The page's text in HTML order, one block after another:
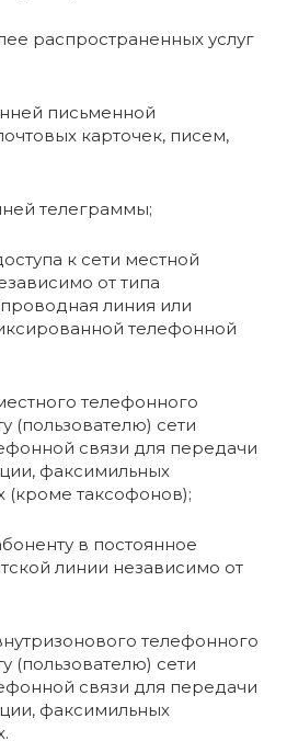
распространенных услуг
письменной
карточек, писем,
телеграммы;
к сети местной
от типа
линия или
телефонной
телефонного
(пользователю) сети
связи для передачи
факсимильных
таксофонов);
в постоянное
линии независимо от
телефонного
(пользователю) сети
связи для передачи
факсимильных